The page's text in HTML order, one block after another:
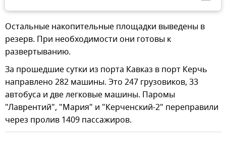
Остальные накопительные площадки выведены в
резерв. При необходимости они готовы к
развертыванию.
За прошедшие сутки из порта Кавказ в порт Керчь
направлено 282 машины. Это 247 грузовиков, 33
автобуса и две легковые машины. Паромы
"Лаврентий", "Мария" и "Керченский-2" переправили
через пролив 1409 пассажиров.